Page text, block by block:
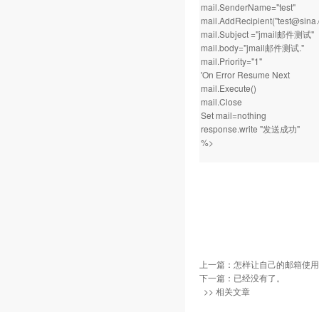
mail.SenderName="test"
mail.Subject ="jmail邮件测试"
mail.body="jmail邮件测试."
mail.Priority="1"
'On Error Resume Next
mail.Execute()
mail.Close
Set mail=nothing
response.write "发送成功"
%>
上一篇： 怎样让自己的邮箱使
下一篇：已经没有了。
>> 相关文章